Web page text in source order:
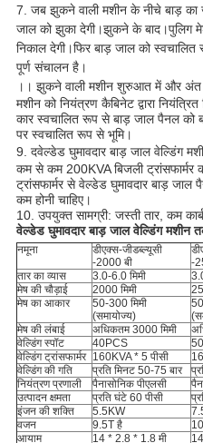
7. जब झुकने वाली मशीन के नीचे बाड़
जाल को झुका देगी।झुकने के बाद।पुलिग
निकाल देगी।फिर बाड़ जाल को
पूर्ण संचालन है।
।। झुकने वाली मशीन शुरुआत में और अंत
मशीन को नियंत्रण कैबिनेट द्वारा
कार स्वचालित रूप से बाड़ जाल पैनल को
पर स्वचालित रूप से भूमि।
9. दवेल्डेड घुमावदार बाड़ जाल वेल्डिंग
कम से कम 200KVA बिजली ट्रांसफार्मर
ट्रांसफार्मर से वेल्डेड घुमावदार बाड़
कम होनी चाहिए।
10. उपयुक्त सामग्री: जस्ती तार, कम
वेल्डेड घुमावदार बाड़ जाल वेल्डिंग मशीन
नमूना
डीएक्स-जीडब्ल्यूसी
-2000 बी
-
तार का व्यास
3.0-6.0 मिमी
मेष की चौड़ाई
2000 मिमी
मेष का आकार
50-300 मिमी
(समायोज्य)
मेष की लंबाई
अधिकतम 3000 मिमी
वेल्डिंग स्पॉट
40PCS
वेल्डिंग ट्रांसफार्मर 160KVA * 5 पीसी
वेल्डिंग की गति
प्रति मिनट 50-75 बार
नियंत्रण प्रणाली
पैनासोनिक पीएलसी
उत्पादन क्षमता
प्रति घंटे 60 पीसी
इंजन की शक्ति
5.5KW
वजन
9.5T है
आयाम
14 * 2.8 * 1.8 मी